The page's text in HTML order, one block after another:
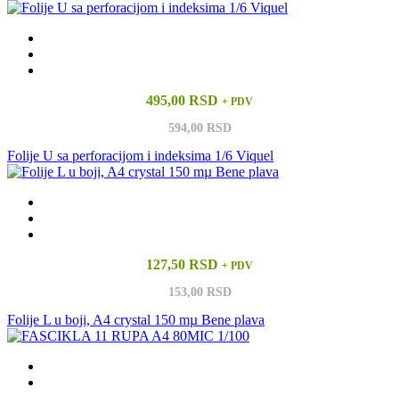
495,00 RSD + PDV
594,00 RSD
Folije U sa perforacijom i indeksima 1/6 Viquel
127,50 RSD + PDV
153,00 RSD
Folije L u boji, A4 crystal 150 mµ Bene plava